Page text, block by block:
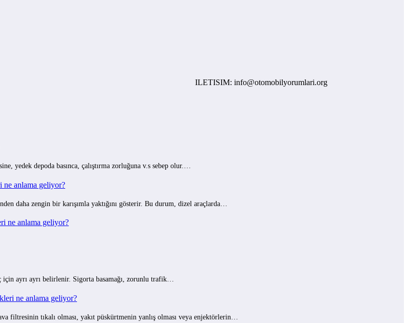
ILETISIM: info@otomobilyorumlari.org
yedek depoda basınca, çalıştırma zorluğuna v.s sebep olur.…
ne anlama geliyor?
daha zengin bir karışımla yaktığını gösterir. Bu durum, dizel araçlarda…
ne anlama geliyor?
ayrı ayrı belirlenir. Sigorta basamağı, zorunlu trafik…
ne anlama geliyor?
filtresinin tıkalı olması, yakıt püskürtmenin yanlış olması veya enjektörlerin…